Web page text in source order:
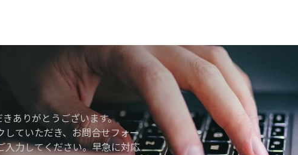
ありがとうございます。
ていただき、お問合せフォー
入力してください。早急に対応